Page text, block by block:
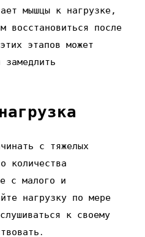
мышцы к нагрузке‚
восстановиться после
этапов может
с тяжелых
количества
с малого и
нагрузку по мере
к своему